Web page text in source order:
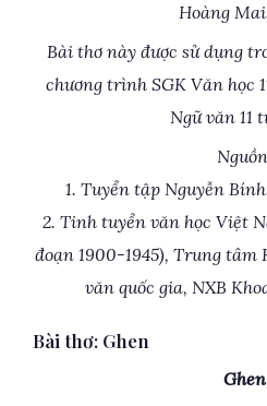
Hoàng
Bài thơ này được sử dụng
chương trình SGK Văn học
Ngữ văn 11
1. Tuyển tập Nguyễn
2. Tinh tuyển văn học Việt
đoạn 1900-1945), Trung tâm
văn quốc gia, NXB
Bài thơ: Ghen
Ghen